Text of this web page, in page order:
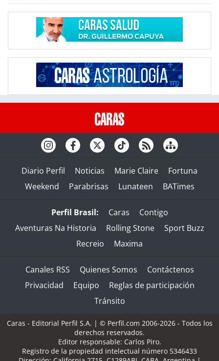
Diario Perfil Noticias Marie Claire
Fortuna
Weekend
Parabrisas Lunateen BATimes
Perfil Brasil: Caras
Contigo
Aventuras Na Historia
Rolling Stone
Sport Buzz
Recreio
Maxima
Canales RSS Quienes Somos
Contáctenos
Privacidad
Equipo
Reglas de participación
Tránsito
Caras - Editorial Perfil S.A. | © Perfil.com 2006-2026 - Todos los
derechos reservados.
Editor responsable: Carlos Piro.
Registro de la propiedad intelectual número 5346433